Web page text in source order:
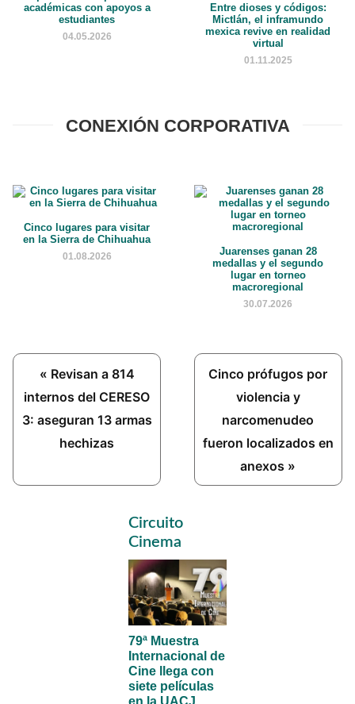
académicas con apoyos a
estudiantes
04.05.2026
Entre dioses y códigos:
Mictlán, el inframundo
mexica revive en realidad
virtual
01.11.2025
CONEXIÓN CORPORATIVA
Cinco lugares para visitar
en la Sierra de Chihuahua
01.08.2026
Juarenses ganan 28
medallas y el segundo
lugar en torneo
macroregional
30.07.2026
Previous
Post:
« Revisan a 814
internos del CERESO
3: aseguran 13 armas
hechizas
Next
Post:
Cinco prófugos por
violencia y
narcomenudeo
fueron localizados en
anexos »
Primary
Sidebar
Circuito
Cinema
79ª Muestra
Internacional de
Cine llega con
siete películas